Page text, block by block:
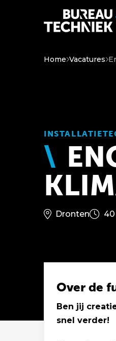
Home Vacatures
Dronten
Solliciteer
Over de
Ben jij
snel verder!